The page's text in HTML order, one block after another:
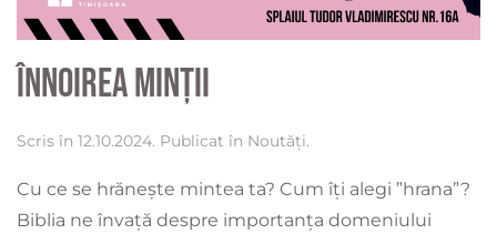
Înnoirea minții
Scris în 12.10.2024. Publicat în Noutăți.
Cu ce se hrănește mintea ta? Cum îți alegi ”hrana”?
Biblia ne învață despre importanța domeniului